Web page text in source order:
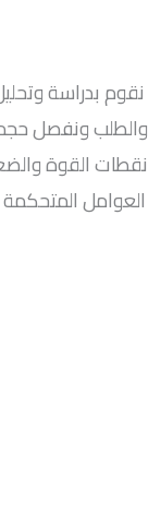
نقوم بدراسة
والطلب ونفصل
نقطات القوة
العوامل